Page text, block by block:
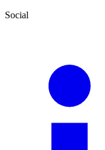
Social